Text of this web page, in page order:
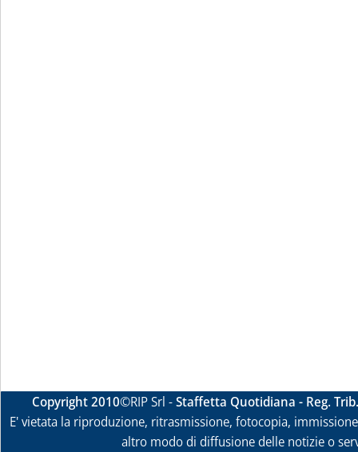
Copyright 2010©RIP Srl -Staffetta Quotidiana - Reg.
E' vietata la riproduzione, ritrasmissione, fotocopia,
altro modo di diffusione delle notizie o